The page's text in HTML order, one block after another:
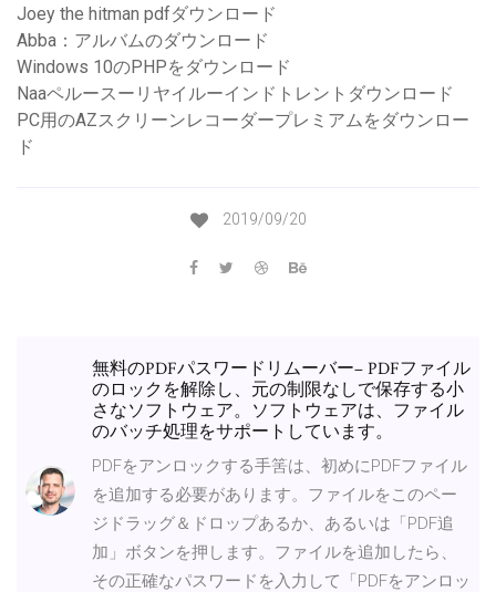
Joey the hitman pdfダウンロード
Abba：アルバムのダウンロード
Windows 10のPHPをダウンロード
Naaペルースーリヤイルーインドトレントダウンロード
PC用のAZスクリーンレコーダープレミアムをダウンロー
ド
2019/09/20
無料のPDFパスワードリムーバー– PDFファイル
のロックを解除し、元の制限なしで保存する小
さなソフトウェア。ソフトウェアは、ファイル
のバッチ処理をサポートしています。
PDFをアンロックする手筈は、初めにPDFファイル
を追加する必要があります。ファイルをこのペー
ジドラッグ＆ドロップあるか、あるいは「PDF追
加」ボタンを押します。ファイルを追加したら、
その正確なパスワードを入力して「PDFをアンロッ